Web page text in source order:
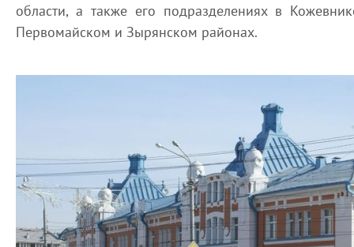
области, а также его подразделениях в
Первомайском и Зырянском районах.